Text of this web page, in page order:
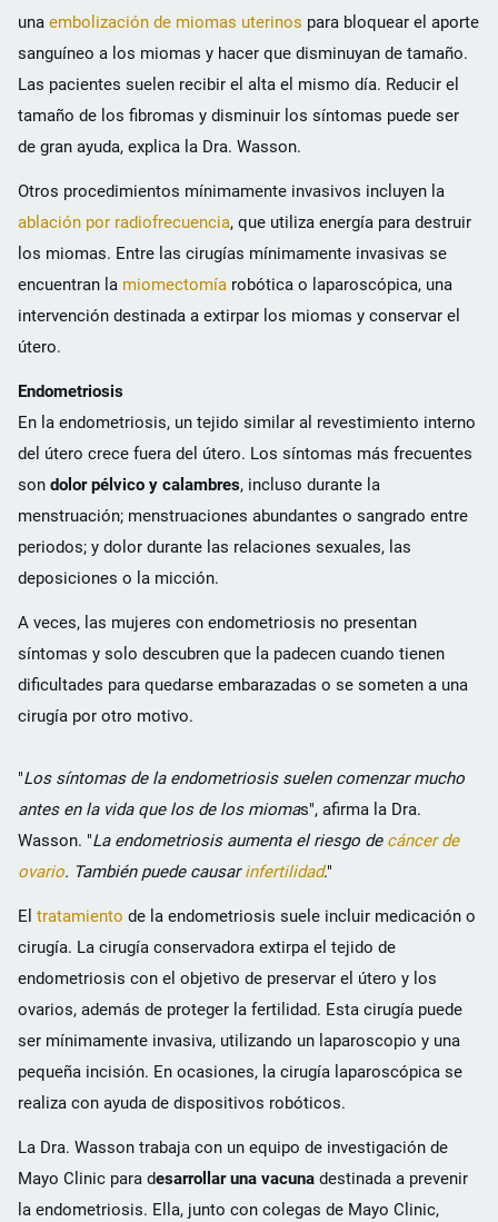
una embolización de miomas uterinos para bloquear el aporte
sanguíneo a los miomas y hacer que disminuyan de tamaño.
Las pacientes suelen recibir el alta el mismo día. Reducir el
tamaño de los fibromas y disminuir los síntomas puede ser
de gran ayuda, explica la Dra. Wasson.
Otros procedimientos mínimamente invasivos incluyen la
ablación por radiofrecuencia, que utiliza energía para destruir
los miomas. Entre las cirugías mínimamente invasivas se
encuentran la miomectomía robótica o laparoscópica, una
intervención destinada a extirpar los miomas y conservar el
útero.
Endometriosis
En la endometriosis, un tejido similar al revestimiento interno
del útero crece fuera del útero. Los síntomas más frecuentes
son dolor pélvico y calambres, incluso durante la
menstruación; menstruaciones abundantes o sangrado entre
periodos; y dolor durante las relaciones sexuales, las
deposiciones o la micción.
A veces, las mujeres con endometriosis no presentan
síntomas y solo descubren que la padecen cuando tienen
dificultades para quedarse embarazadas o se someten a una
cirugía por otro motivo.
"Los síntomas de la endometriosis suelen comenzar mucho
antes en la vida que los de los miomas", afirma la Dra.
Wasson. "La endometriosis aumenta el riesgo de cáncer de
ovario. También puede causarinfertilidad."
El tratamiento de la endometriosis suele incluir medicación o
cirugía. La cirugía conservadora extirpa el tejido de
endometriosis con el objetivo de preservar el útero y los
ovarios, además de proteger la fertilidad. Esta cirugía puede
ser mínimamente invasiva, utilizando un laparoscopio y una
pequeña incisión. En ocasiones, la cirugía laparoscópica se
realiza con ayuda de dispositivos robóticos.
La Dra. Wasson trabaja con un equipo de investigación de
Mayo Clinic para desarrollar una vacuna destinada a prevenir
la endometriosis. Ella, junto con colegas de Mayo Clinic,